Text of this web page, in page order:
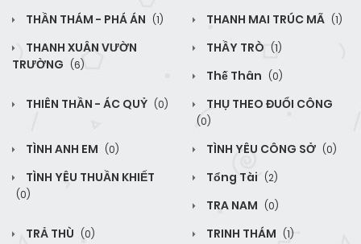
THẦN THÁM - PHÁ ÁN (1) THANH MAI TRÚC MÃ (1)
THANH XUÂN VƯỜN
TRƯỜNG (6)
THẦY TRÒ (1)
Thế Thân (0)
THIÊN THẦN - ÁC QUỶ (0) THỤ THEO ĐUỔI CÔNG
(0)
TÌNH ANH EM (0) TÌNH YÊU CÔNG SỞ (0)
TÌNH YÊU THUẦN KHIẾT
(0)
Tổng Tài (2)
TRA NAM (0)
TRẢ THÙ (0) TRINH THÁM (1)